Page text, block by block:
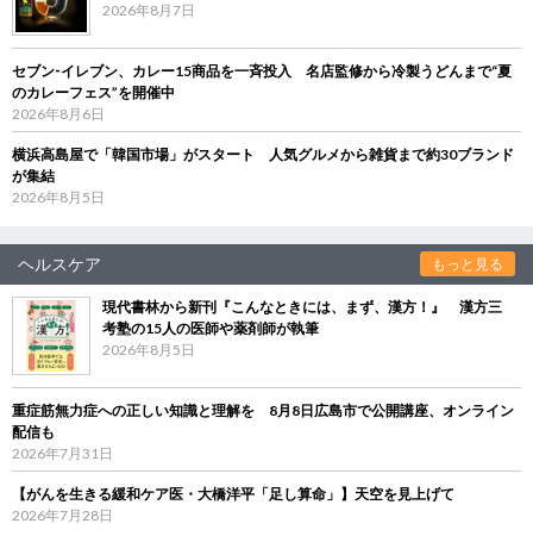
2026年8月7日
セブン‐イレブン、カレー15商品を一斉投入 名店監修から冷製うどんまで“夏
のカレーフェス”を開催中
2026年8月6日
横浜高島屋で「韓国市場」がスタート 人気グルメから雑貨まで約30ブランド
が集結
2026年8月5日
ヘルスケア もっと見る
現代書林から新刊『こんなときには、まず、漢方！』 漢方三
考塾の15人の医師や薬剤師が執筆
2026年8月5日
重症筋無力症への正しい知識と理解を 8月8日広島市で公開講座、オンライン
配信も
2026年7月31日
【がんを生きる緩和ケア医・大橋洋平「足し算命」】天空を見上げて
2026年7月28日